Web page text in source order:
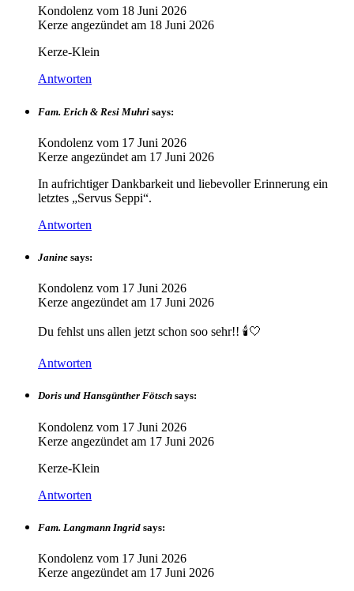
Kondolenz vom 18 Juni 2026
Kerze angezündet am 18 Juni 2026
Kerze-Klein
Antworten
Fam. Erich & Resi Muhri says:
Kondolenz vom 17 Juni 2026
Kerze angezündet am 17 Juni 2026
In aufrichtiger Dankbarkeit und liebevoller Erinnerung ein
letztes „Servus Seppi“.
Antworten
Janine says:
Kondolenz vom 17 Juni 2026
Kerze angezündet am 17 Juni 2026
Du fehlst uns allen jetzt schon soo sehr!! 🕯️🤍
Antworten
Doris und Hansgünther Fötsch says:
Kondolenz vom 17 Juni 2026
Kerze angezündet am 17 Juni 2026
Kerze-Klein
Antworten
Fam. Langmann Ingrid says:
Kondolenz vom 17 Juni 2026
Kerze angezündet am 17 Juni 2026